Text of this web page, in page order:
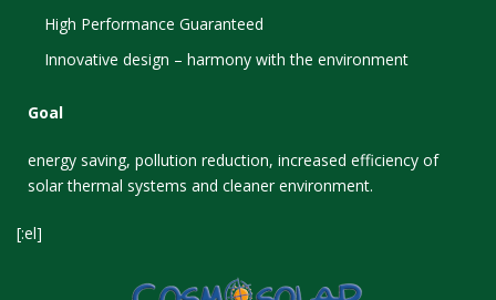
High Performance Guaranteed
Innovative design – harmony with the environment
Goal
energy saving, pollution reduction, increased efficiency of
solar thermal systems and cleaner environment.
[:el]